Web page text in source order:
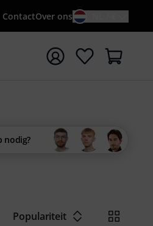
ContactOver ons
nodig?
Populariteit